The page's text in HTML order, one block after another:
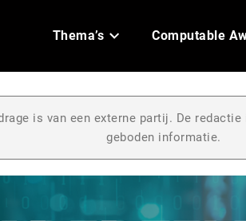
Thema’s Computable
is van een externe partij. De
geboden informatie.